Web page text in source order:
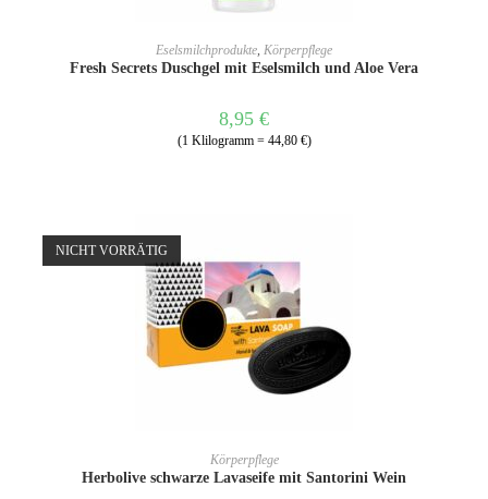
IN DEN WARENKORB
Eselsmilchprodukte Körperpflege
Fresh Secrets Duschgel mit Eselsmilch und Aloe Vera
8,95 €
(1 Klilogramm = 44,80 €)
NICHT VORRÄTIG
WEITERLESEN
Körperpflege
Herbolive schwarze Lavaseife mit Santorini Wein